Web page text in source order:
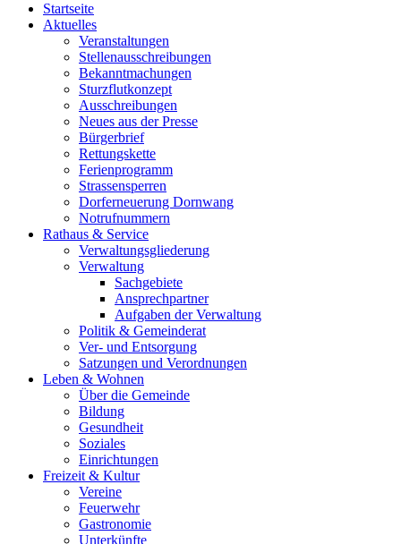
Startseite
Aktuelles
Veranstaltungen
Stellenausschreibungen
Bekanntmachungen
Sturzflutkonzept
Ausschreibungen
Neues aus der Presse
Bürgerbrief
Rettungskette
Ferienprogramm
Strassensperren
Dorferneuerung Dornwang
Notrufnummern
Rathaus & Service
Verwaltungsgliederung
Verwaltung
Sachgebiete
Ansprechpartner
Aufgaben der Verwaltung
Politik & Gemeinderat
Ver- und Entsorgung
Satzungen und Verordnungen
Leben & Wohnen
Über die Gemeinde
Bildung
Gesundheit
Soziales
Einrichtungen
Freizeit & Kultur
Vereine
Feuerwehr
Gastronomie
Unterkünfte